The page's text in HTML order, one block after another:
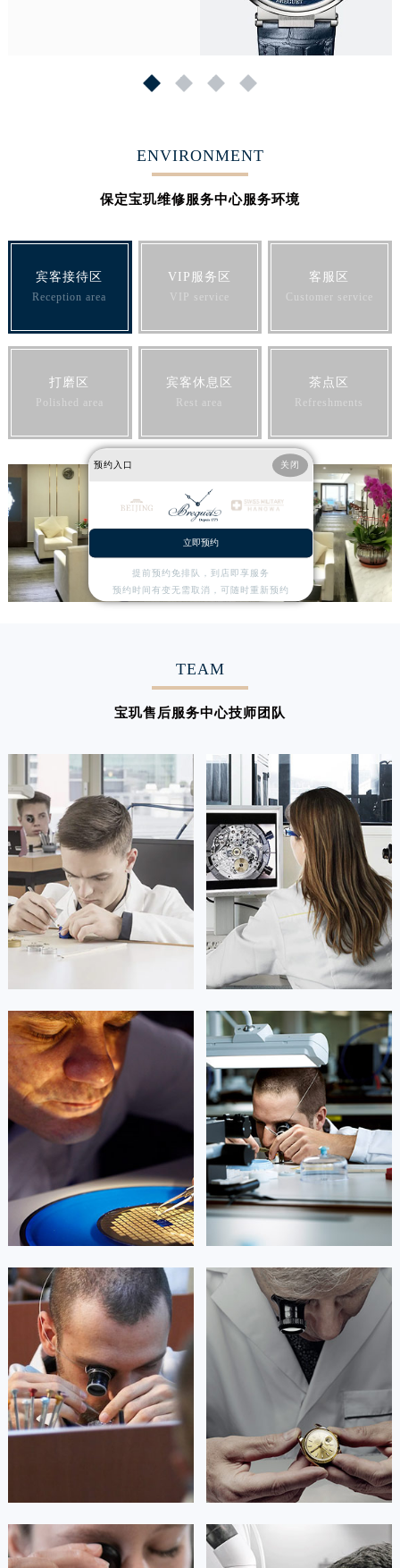
1 2 3 4
ENVIRONMENT
保定宝玑维修服务中心服务环境
宾客接待区
Reception area
VIP服务区
VIP service
客服区
Customer service
打磨区
Polished area
宾客休息区
Rest area
茶点区
Refreshments
TEAM
宝玑售后服务中心技师团队
凯罗尔·切尔西
资深宝玑技师
是宝玑售后服务中心
(宝玑保养维修中心)
的高级技师之一
Beijing Breguet Maintain center
北京宝玑维修
达芙妮·克劳迪娅
资深宝玑技师
是宝玑售后服务中心
(宝玑保养维修中心)
的高级技师之一
Shanghai Breguet Maintain center
 上海宝玑维修
艾德琳·亚历桑德拉
资深宝玑技师
是宝玑售后服务中心
(宝玑保养维修中心)
的高级技师之一
Guangzhou Breguet Maintain center
 广州宝玑维修
艾莉森·安吉莉亚
资深宝玑技师
是宝玑售后服务中心
(宝玑保养维修中心)
的高级技师之一
Shenzhen Breguet Maintain center
 深圳宝玑维修
安尼塔·阿普里尔 贝亚特·布兰奇
预约入口 关闭
立即预约
提前预约免排队，到店即享服务
预约时间有变无需取消，可随时重新预约